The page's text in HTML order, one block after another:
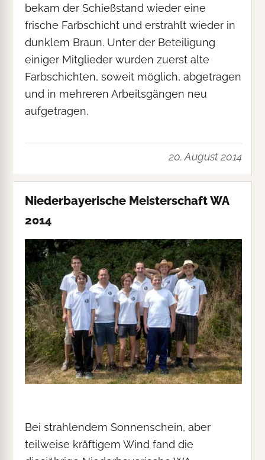
bekam der Schießstand wieder eine
frische Farbschicht und erstrahlt wieder in
dunklem Braun. Unter der Beteiligung
einiger Mitglieder wurden zuerst alte
Farbschichten, soweit möglich, abgetragen
und in mehreren Arbeitsgängen neu
aufgetragen.
20. August 2014
Niederbayerische Meisterschaft WA
2014
Bei strahlendem Sonnenschein, aber
teilweise kräftigem Wind fand die